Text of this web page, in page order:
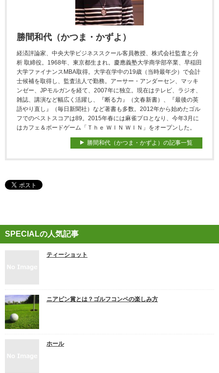
勝間和代（かつま・かずよ）
経済評論家、中央大学ビジネススクール客員教授、株式会社監査と分
析 取締役。1968年、東京都生まれ。慶應義塾大学商学部卒業、早稲田
大学ファイナンスMBA取得。大学在学中の19歳（当時最年少）で会計
士候補を取得し、監査法人で勤務。アーサー・アンダーセン、マッキ
ンゼー、JPモルガンを経て、2007年に独立。現在はテレビ、ラジオ、
雑誌、講演など幅広く活躍し、『断る力』（文春新書）、『最後の英
語やり直し』（毎日新聞社）など著書も多数。2012年から始めたゴル
フでのベストスコアは89。2015年春には麻雀プロとなり、今年3月に
はカフェ＆ボードゲーム「Ｔｈｅ ＷＩＮ ＷＩＮ」をオープンした。
勝間和代（かつま・かずよ）の記事一覧
SPECIALの人気記事
ティーショット
ニアピン賞とは？ゴルフコンペの楽しみ方
ホール